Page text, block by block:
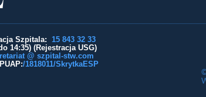
Szpitala: 15 843 32 33
14:35) (Rejestracja USG)
@ szpital-stw.com
/1818011/SkrytkaESP